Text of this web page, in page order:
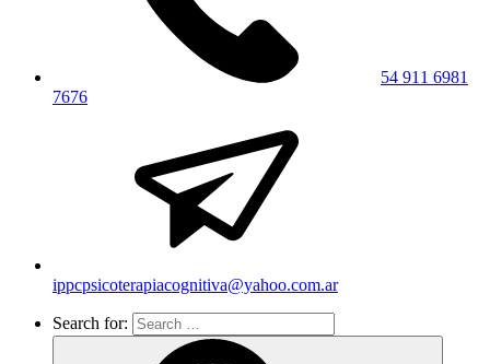
54 911 6981
7676
ippcpsicoterapiacognitiva@yahoo.com.ar
Search for: